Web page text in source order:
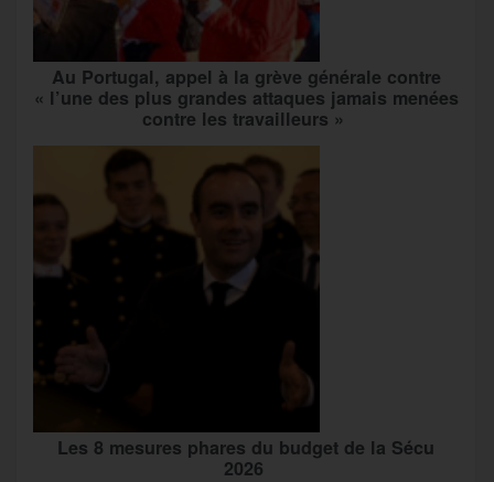
Au Portugal, appel à la grève générale contre
« l’une des plus grandes attaques jamais menées
contre les travailleurs »
Les 8 mesures phares du budget de la Sécu
2026